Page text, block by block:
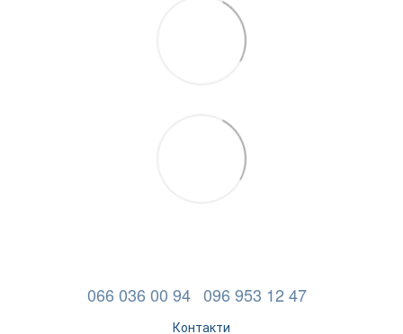
066 036 00 94 096 953 12 47
Контакти